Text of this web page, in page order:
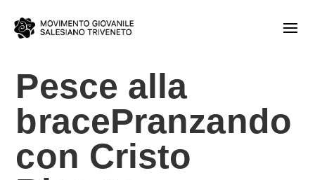
Pesce alla
bracePranzando
con Cristo